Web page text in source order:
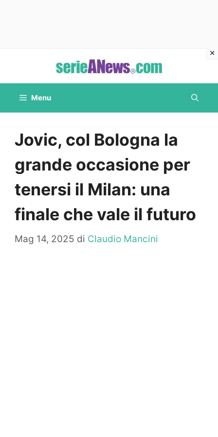
contenuto
Menu
Jovic, col Bologna la
grande occasione per
tenersi il Milan: una
finale che vale il futuro
Mag 14, 2025 di Claudio Mancini